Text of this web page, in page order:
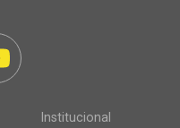
Institucional